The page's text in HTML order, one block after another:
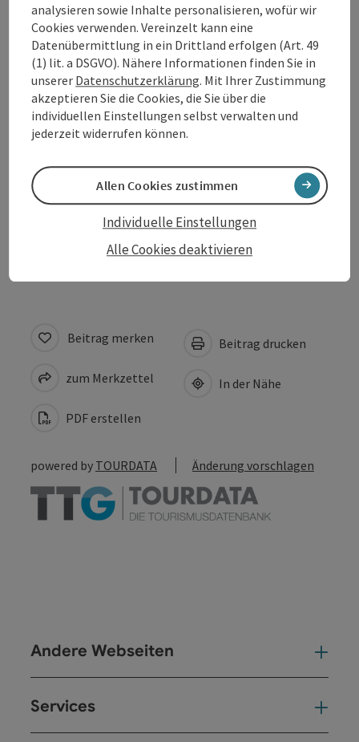
Kontakt
Öffnungszeiten
Anreise/Lage
Eignung
Barrierefreiheit
Beitrag merken
zum Merkzettel
PDF erstellen
Beitrag drucken
In der Nähe
powered by TOURDATA Änderung vorschlagen
Andere Webseiten
Services
analysieren sowie Inhalte personalisieren, wofür wir
Cookies verwenden. Vereinzelt kann eine
Datenübermittlung in ein Drittland erfolgen (Art. 49
(1) lit. a DSGVO). Nähere Informationen finden Sie in
unserer Datenschutzerklärung. Mit Ihrer Zustimmung
akzeptieren Sie die Cookies, die Sie über die
individuellen Einstellungen selbst verwalten und
jederzeit widerrufen können.
Alle Cookies deaktivieren
Individuelle Einstellungen
Allen Cookies zustimmen